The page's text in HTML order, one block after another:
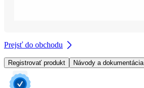
Prejsť do obchodu
Registrovať produkt Návody a dokumentácia